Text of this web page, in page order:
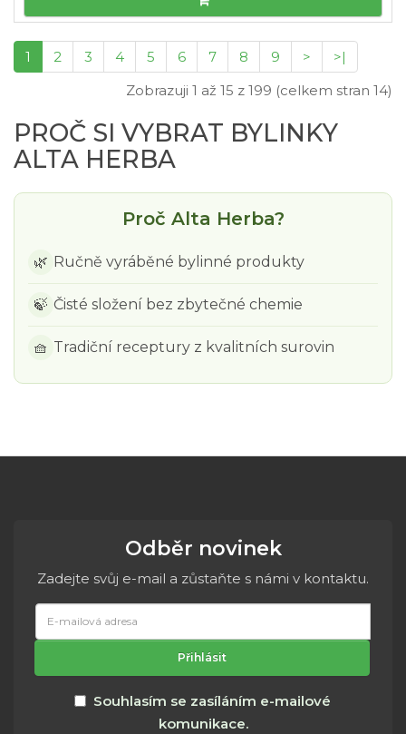
1 2 3 4 5 6 7 8 9 >
>|
Zobrazuji 1 až 15 z 199 (celkem stran 14)
PROČ SI VYBRAT BYLINKY
ALTA HERBA
Proč Alta Herba?
🌿 Ručně vyráběné bylinné produkty
🍃 Čisté složení bez zbytečné chemie
🧺 Tradiční receptury z kvalitních surovin
Odběr novinek
Zadejte svůj e-mail a zůstaňte s námi v kontaktu.
mailová
adresa
Přihlásit
Souhlasím se zasíláním e-mailové
komunikace.